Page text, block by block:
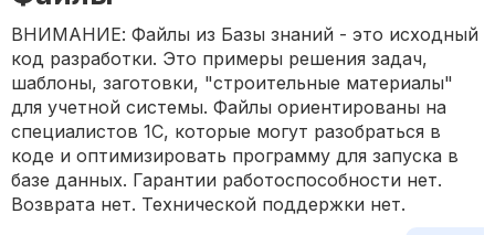
ВНИМАНИЕ: Файлы из Базы знаний - это исходный
код разработки. Это примеры решения задач,
шаблоны, заготовки, "строительные материалы"
для учетной системы. Файлы ориентированы на
специалистов 1С, которые могут разобраться в
коде и оптимизировать программу для запуска в
базе данных. Гарантии работоспособности нет.
Возврата нет. Технической поддержки нет.